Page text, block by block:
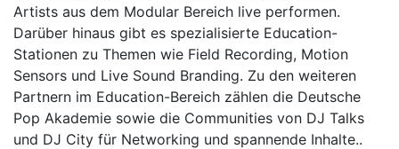
Artists aus dem Modular Bereich live performen.
Darüber hinaus gibt es spezialisierte Education-
Stationen zu Themen wie Field Recording, Motion
Sensors und Live Sound Branding. Zu den weiteren
Partnern im Education-Bereich zählen die Deutsche
Pop Akademie sowie die Communities von DJ Talks
und DJ City für Networking und spannende Inhalte..